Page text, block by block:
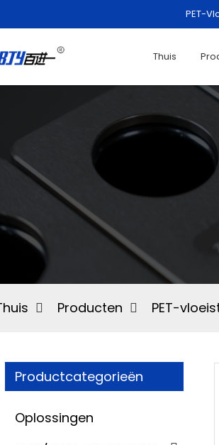
PET-
Thuis
Producten PET-
Productcategorieën
Oplossingen